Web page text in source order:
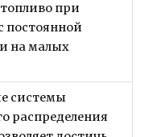
при
постоянной
на малых
системы
распределения